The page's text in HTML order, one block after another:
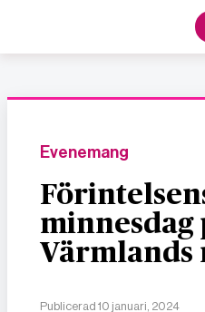
Evenemang
minnesdag
Värmlands
Publicerad 10 januari, 2024